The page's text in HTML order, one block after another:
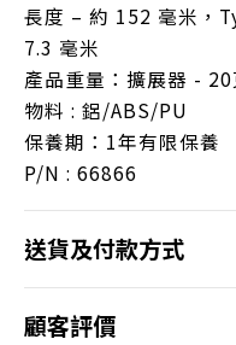
長度 – 約 152 毫米，
7.3 毫米
產品重量：擴展器 -
物料 : 鋁/ABS/PU
保養期：1年有限保養
P/N : 66866
送貨及付款方式
顧客評價